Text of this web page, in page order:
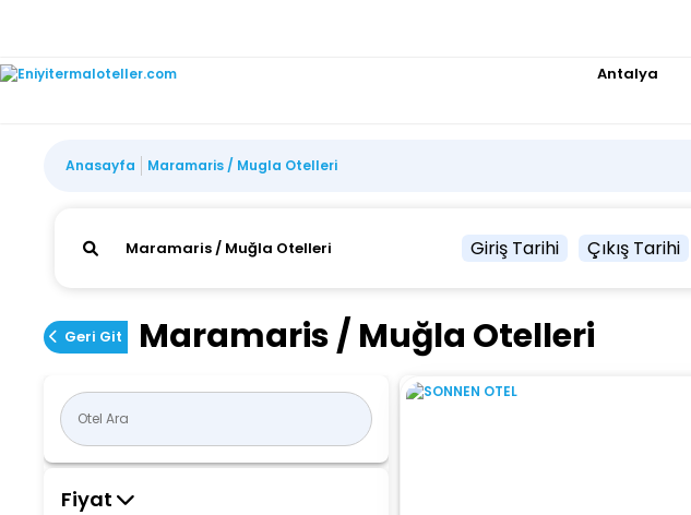
Antalya
Anasayfa Maramaris / Mugla Otelleri
Giriş Tarihi Çıkış Tarihi
Geri Git Maramaris / Muğla Otelleri
Fiyat